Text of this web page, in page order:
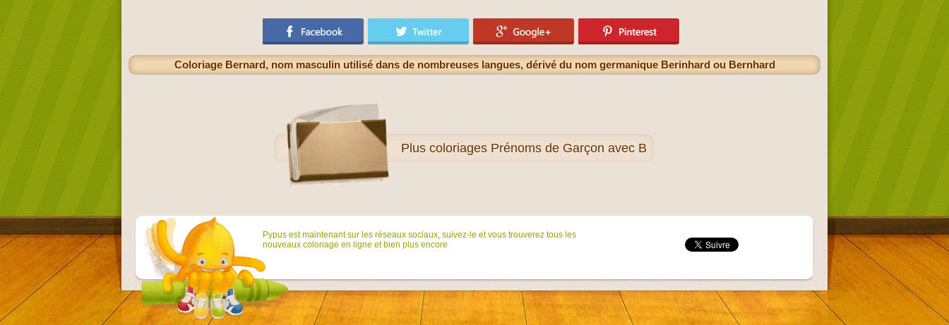
Coloriage Bernard, nom masculin utilisé dans de nombreuses langues, dérivé du nom germanique Berinhard ou Bernhard
Plus coloriages Prénoms de Garçon avec B
Pypus est maintenant sur ​​les réseaux sociaux, suivez-le et vous trouverez tous les
nouveaux coloriage en ligne et bien plus encore